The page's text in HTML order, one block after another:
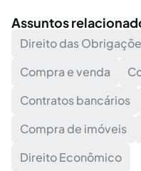
Assuntos
Direito das
Compra e venda
Contratos bancários
Compra de imóveis
Direito Econômico